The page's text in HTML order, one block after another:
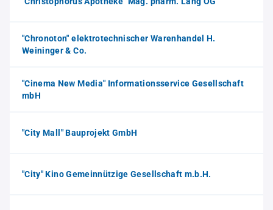
"Chronoton" elektrotechnischer Warenhandel H.
Weininger & Co.
"Cinema New Media" Informationsservice Gesellschaft
mbH
"City Mall" Bauprojekt GmbH
"City" Kino Gemeinnützige Gesellschaft m.b.H.